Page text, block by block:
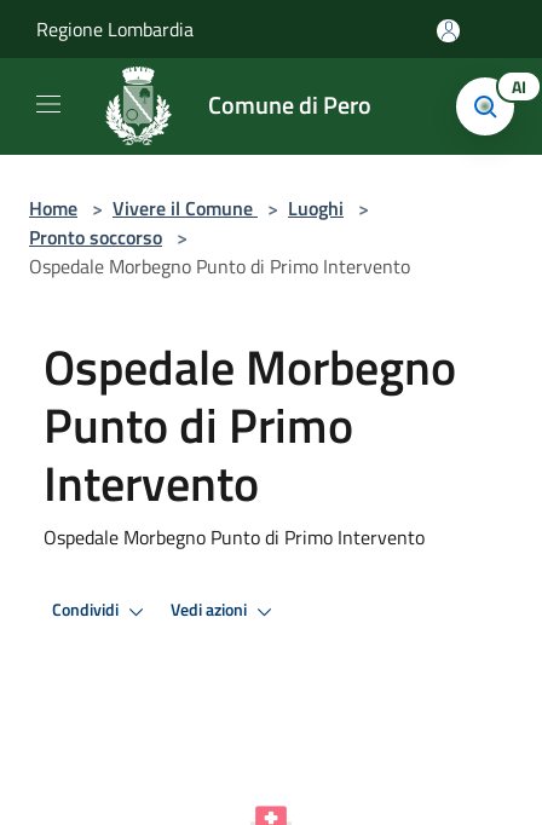
Regione Lombardia
Comune di Pero AI
Home > Vivere il Comune > Luoghi >
Pronto soccorso >
Ospedale Morbegno Punto di Primo Intervento
Ospedale Morbegno
Punto di Primo
Intervento
Ospedale Morbegno Punto di Primo Intervento
Condividi Vedi azioni